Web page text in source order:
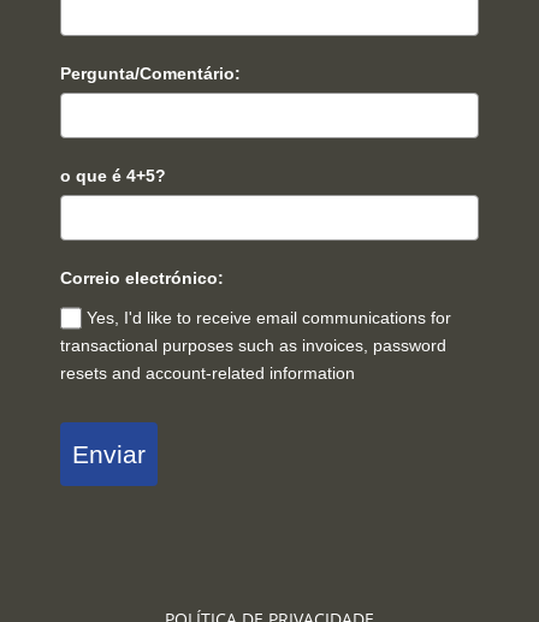
Pergunta/Comentário:
o que é 4+5?
Correio electrónico:
Yes, I'd like to receive email communications for
transactional purposes such as invoices, password
resets and account-related information
Enviar